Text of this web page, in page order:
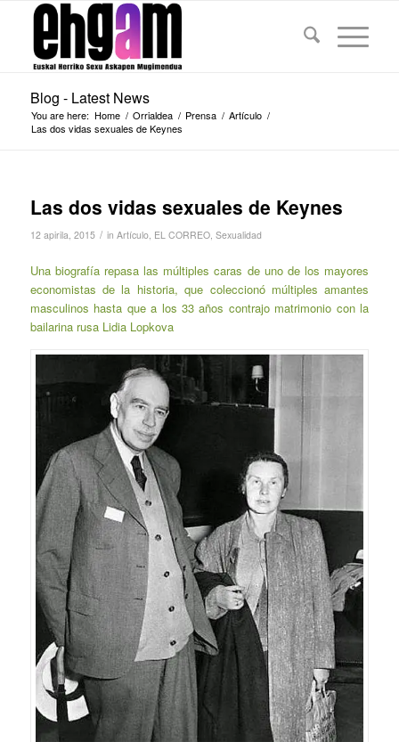
Blog - Latest News
You are here: Home / Orrialdea / Prensa / Artículo /
Las dos vidas sexuales de Keynes
Las dos vidas sexuales de Keynes
12 apirila, 2015 / in Artículo, EL CORREO, Sexualidad
Una biografía repasa las múltiples caras de uno de los mayores
economistas de la historia, que coleccionó múltiples amantes
masculinos hasta que a los 33 años contrajo matrimonio con la
bailarina rusa Lidia Lopkova